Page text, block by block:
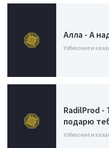
Алла - А
Узбекские и
RadilProd
подарю
Узбекские и